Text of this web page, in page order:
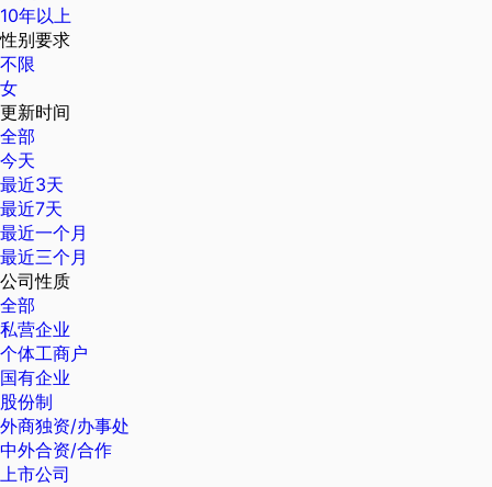
10年以上
性别要求
不限
女
更新时间
全部
今天
最近3天
最近7天
最近一个月
最近三个月
公司性质
全部
私营企业
个体工商户
国有企业
股份制
外商独资/办事处
中外合资/合作
上市公司